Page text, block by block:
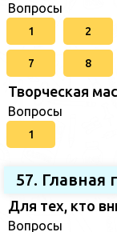
Вопросы
1 2
7 8
Творческая
Вопросы
1
57.
Для тех, кто
Вопросы